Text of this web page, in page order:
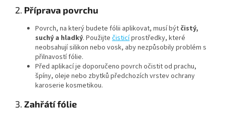
2. Příprava povrchu
Povrch, na který budete fólii aplikovat, musí být čistý,
suchý a hladký. Použijte čisticíprostředky, které
neobsahují silikon nebo vosk, aby nezpůsobily problém s
přilnavostí fólie.
Před aplikací je doporučeno povrch očistit od prachu,
špíny, oleje nebo zbytků předchozích vrstev ochrany
karoserie kosmetikou.
3. Zahřátí fólie